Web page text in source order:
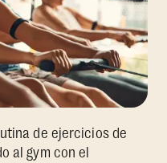
de ejercicios de
al gym con el